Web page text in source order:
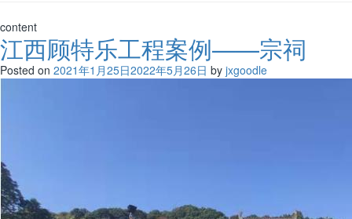
content
江西顾特乐工程案例——宗祠
Posted on 2021年1月25日2022年5月26日 by jxgoodle